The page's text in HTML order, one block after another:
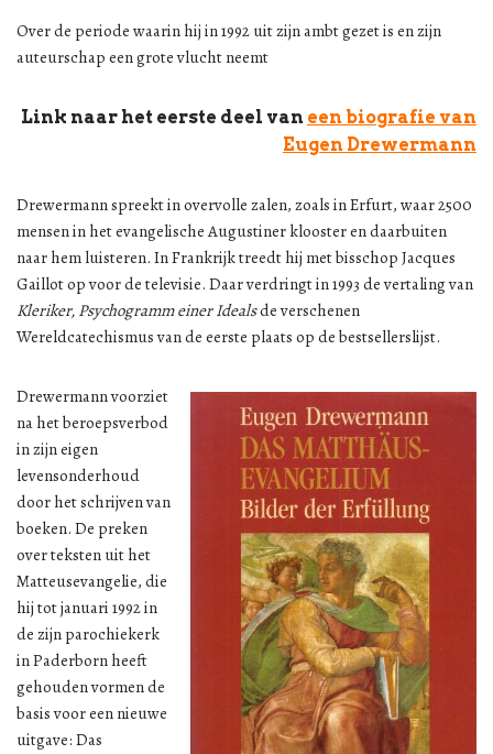
Over de periode waarin hij in 1992 uit zijn ambt gezet is en zijn
auteurschap een grote vlucht neemt
Link naar het eerste deel van een biografie van
Eugen Drewermann
Drewermann spreekt in overvolle zalen, zoals in Erfurt, waar 2500
mensen in het evangelische Augustiner klooster en daarbuiten
naar hem luisteren. In Frankrijk treedt hij met bisschop Jacques
Gaillot op voor de televisie. Daar verdringt in 1993 de vertaling van
Kleriker, Psychogramm einer Idealsde verschenen
Wereldcatechismus van de eerste plaats op de bestsellerslijst.
Drewermann voorziet
na het beroepsverbod
in zijn eigen
levensonderhoud
door het schrijven van
boeken. De preken
over teksten uit het
Matteusevangelie, die
hij tot januari 1992 in
de zijn parochiekerk
in Paderborn heeft
gehouden vormen de
basis voor een nieuwe
uitgave: Das